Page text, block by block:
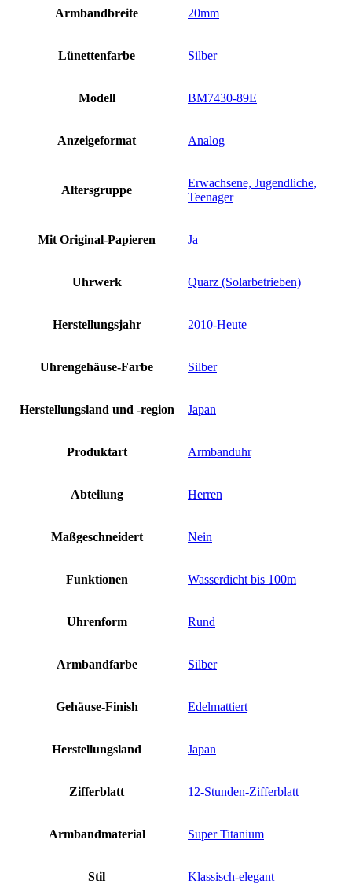
Armbandbreite 20mm
Lünettenfarbe Silber
Modell BM7430-89E
Anzeigeformat Analog
Altersgruppe
Erwachsene, Jugendliche,
Teenager
Mit Original-Papieren Ja
Uhrwerk Quarz (Solarbetrieben)
Herstellungsjahr 2010-Heute
Uhrengehäuse-Farbe Silber
Herstellungsland und -region Japan
Produktart Armbanduhr
Abteilung Herren
Maßgeschneidert Nein
Funktionen Wasserdicht bis 100m
Uhrenform Rund
Armbandfarbe Silber
Gehäuse-Finish Edelmattiert
Herstellungsland Japan
Zifferblatt 12-Stunden-Zifferblatt
Armbandmaterial Super Titanium
Stil Klassisch-elegant